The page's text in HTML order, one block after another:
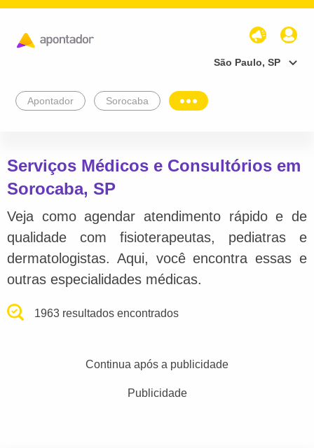
São Paulo, SP
Apontador Sorocaba
Serviços Médicos e Consultórios em
Sorocaba, SP
Veja como agendar atendimento rápido e de
qualidade com fisioterapeutas, pediatras e
dermatologistas. Aqui, você encontra essas e
outras especialidades médicas.
1963 resultados encontrados
Continua após a publicidade
Publicidade